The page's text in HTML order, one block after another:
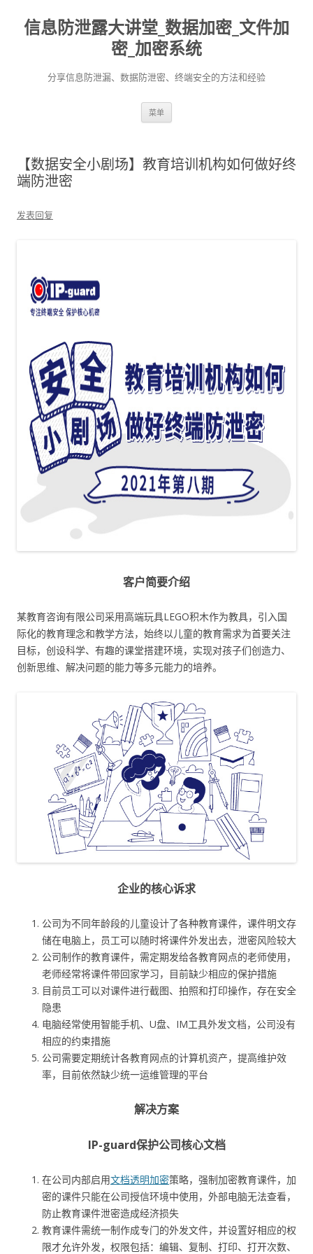
信息防泄露大讲堂_数据加密_文件加
密_加密系统
分享信息防泄漏、数据防泄密、终端安全的方法和经验
菜单
【数据安全小剧场】教育培训机构如何做好终
端防泄密
发表回复
客户简要介绍
某教育咨询有限公司采用高端玩具LEGO积木作为教具，引入国
际化的教育理念和教学方法，始终以儿童的教育需求为首要关注
目标，创设科学、有趣的课堂搭建环境，实现对孩子们创造力、
创新思维、解决问题的能力等多元能力的培养。
企业的核心诉求
公司为不同年龄段的儿童设计了各种教育课件，课件明文存
储在电脑上，员工可以随时将课件外发出去，泄密风险较大
公司制作的教育课件，需定期发给各教育网点的老师使用，
老师经常将课件带回家学习，目前缺少相应的保护措施
目前员工可以对课件进行截图、拍照和打印操作，存在安全
隐患
电脑经常使用智能手机、U盘、IM工具外发文档，公司没有
相应的约束措施
公司需要定期统计各教育网点的计算机资产，提高维护效
率，目前依然缺少统一运维管理的平台
解决方案
IP-guard保护公司核心文档
在公司内部启用文档透明加密策略，强制加密教育课件，加
密的课件只能在公司授信环境中使用，外部电脑无法查看，
防止教育课件泄密造成经济损失
教育课件需统一制作成专门的外发文件，并设置好相应的权
限才允许外发，权限包括：编辑、复制、打印、打开次数、